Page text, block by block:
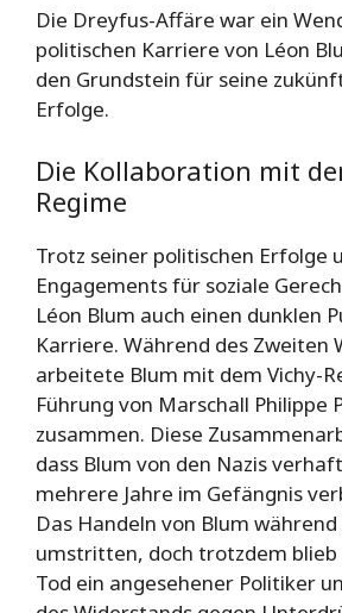
Die Dreyfus-Affäre war ein
politischen Karriere von Léon
den Grundstein für seine
Erfolge.
Die Kollaboration mit
Regime
Trotz seiner politischen Erfolge
Engagements für soziale
Léon Blum auch einen dunklen
Karriere. Während des Zweiten
arbeitete Blum mit dem Vichy-
Führung von Marschall Philippe
zusammen. Diese
dass Blum von den Nazis
mehrere Jahre im Gefängnis
Das Handeln von Blum
umstritten, doch trotzdem blieb
Tod ein angesehener Politiker